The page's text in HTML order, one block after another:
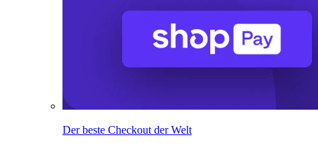
Der beste Checkout der Welt